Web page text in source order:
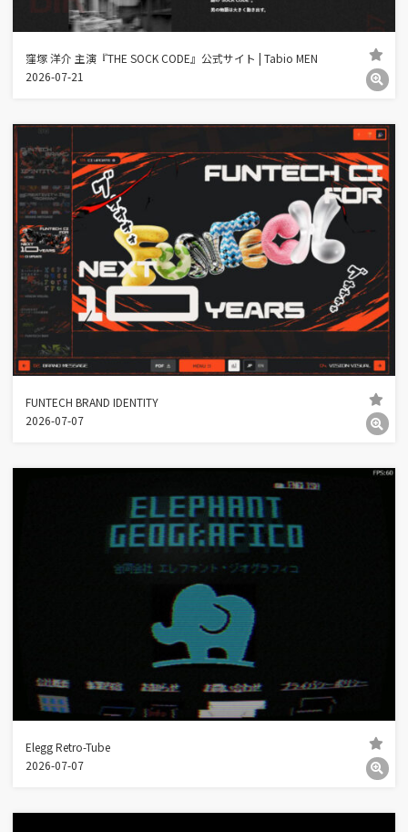
窪塚 洋介 主演『THE SOCK CODE』公式サイト | Tabio MEN
2026-07-21
FUNTECH BRAND IDENTITY
2026-07-07
Elegg Retro-Tube
2026-07-07